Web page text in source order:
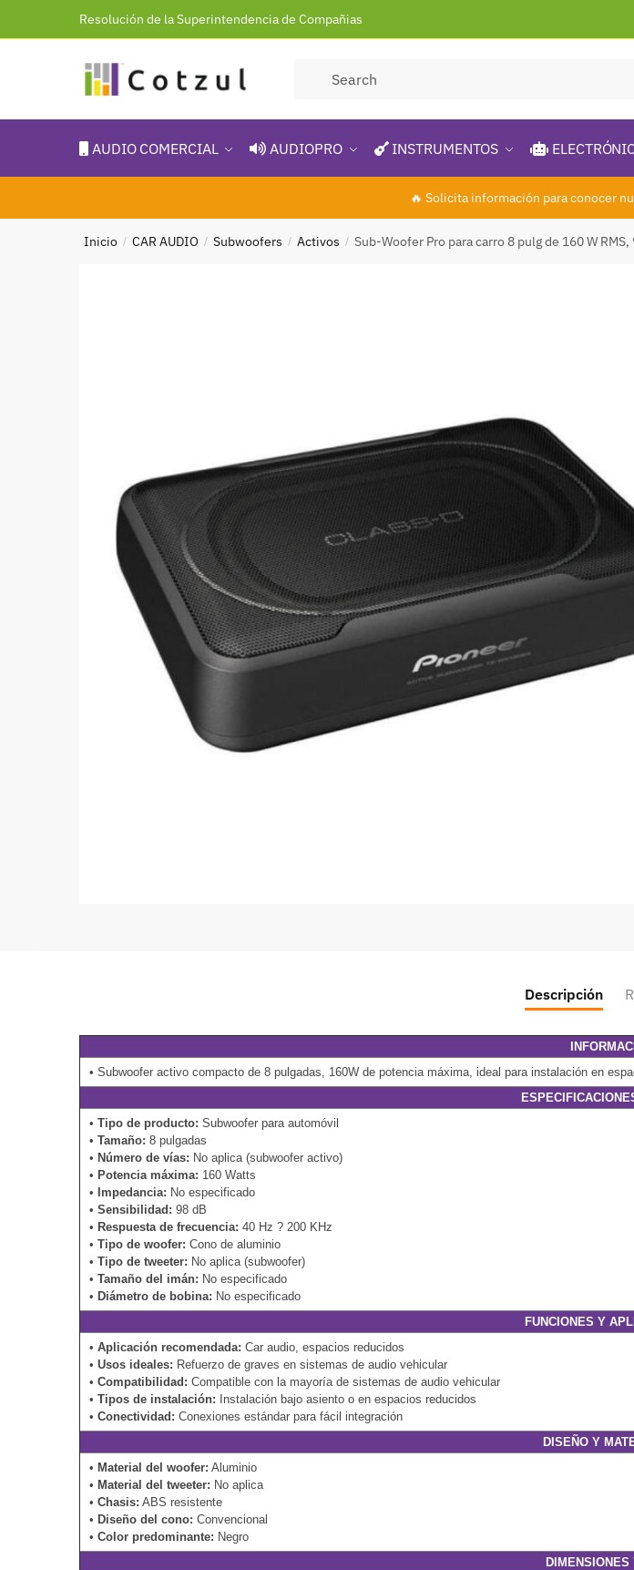
Resolución de la Superintendencia de Compañias
AUDIO COMERCIAL AUDIOPRO INSTRUMENTOS
🔥 Solicita información para conocer
Inicio / CAR AUDIO / Subwoofers / Activos / Sub-Woofer Pro para carro 8 pulg de 160 W
Descripción
• Subwoofer activo compacto de 8 pulgadas, 160W de potencia máxima, ideal para instalación en
•Tipo de producto: Subwoofer para automóvil
•Tamaño: 8 pulgadas
• Número de vías: No aplica (subwoofer activo)
• Potencia máxima: 160 Watts
•
Impedancia: No especificado
•Sensibilidad: 98 dB
• Respuesta de frecuencia: 40 Hz ? 200 KHz
•Tipo de woofer: Cono de aluminio
•Tipo de tweeter: No aplica (subwoofer)
•Tamaño del imán: No especificado
• Diámetro de bobina: No especificado
FUNCIONES Y
•Aplicación recomendada: Car audio, espacios reducidos
•Usos ideales: Refuerzo de graves en sistemas de audio vehicular
•Compatibilidad: Compatible con la mayoría de sistemas de audio vehicular
•Tipos de instalación: Instalación bajo asiento o en espacios reducidos
•Conectividad: Conexiones estándar para fácil integración
DISEÑO Y
• Material del woofer: Aluminio
• Material del tweeter: No aplica
•Chasis: ABS resistente
• Diseño del cono: Convencional
•Color predominante: Negro
DIMENSIONES